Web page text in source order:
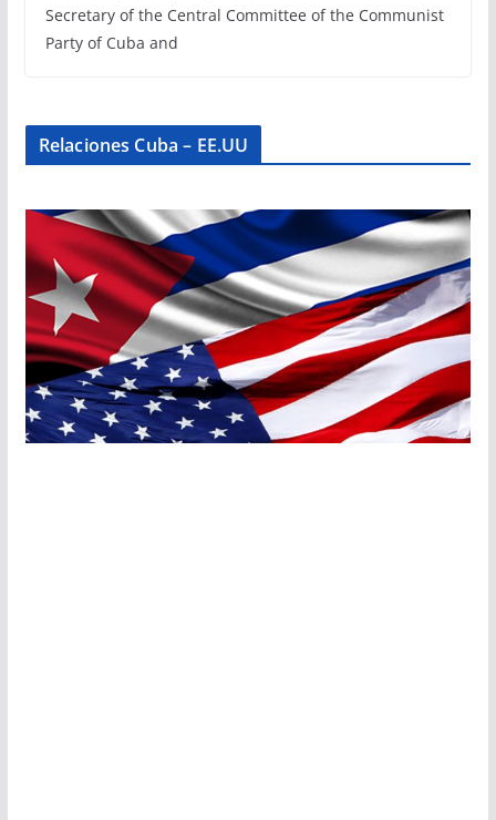
Secretary of the Central Committee of the Communist
Party of Cuba and
Relaciones Cuba – EE.UU